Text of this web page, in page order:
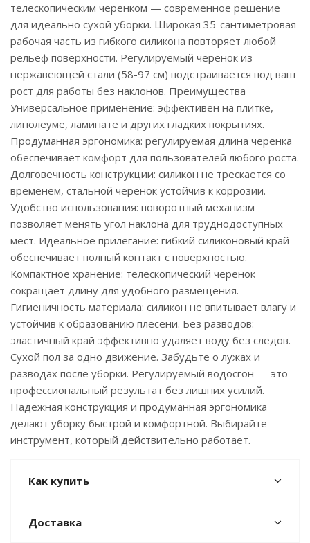
телескопическим черенком — современное решение
для идеально сухой уборки. Широкая 35-сантиметровая
рабочая часть из гибкого силикона повторяет любой
рельеф поверхности. Регулируемый черенок из
нержавеющей стали (58-97 см) подстраивается под ваш
рост для работы без наклонов. Преимущества
Универсальное применение: эффективен на плитке,
линолеуме, ламинате и других гладких покрытиях.
Продуманная эргономика: регулируемая длина черенка
обеспечивает комфорт для пользователей любого роста.
Долговечность конструкции: силикон не трескается со
временем, стальной черенок устойчив к коррозии.
Удобство использования: поворотный механизм
позволяет менять угол наклона для труднодоступных
мест. Идеальное прилегание: гибкий силиконовый край
обеспечивает полный контакт с поверхностью.
Компактное хранение: телескопический черенок
сокращает длину для удобного размещения.
Гигиеничность материала: силикон не впитывает влагу и
устойчив к образованию плесени. Без разводов:
эластичный край эффективно удаляет воду без следов.
Сухой пол за одно движение. Забудьте о лужах и
разводах после уборки. Регулируемый водосгон — это
профессиональный результат без лишних усилий.
Надежная конструкция и продуманная эргономика
делают уборку быстрой и комфортной. Выбирайте
инструмент, который действительно работает.
Как купить
Доставка